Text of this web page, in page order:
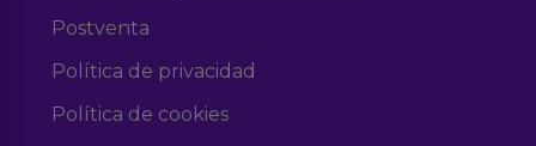
Postventa
Política de privacidad
Política de cookies